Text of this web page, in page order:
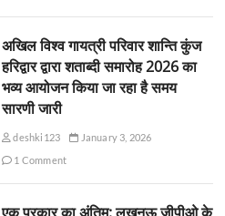
अखिल विश्व गायत्री परिवार शान्ति कुंज
हरिद्वार द्वारा शताब्दी समारोह 2026 का
भव्य आयोजन किया जा रहा है समय
सारणी जारी
deshki123
January 3, 2026
1 Comment